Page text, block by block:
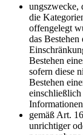
ungszwecke,
die
offengelegt
das
Bestehen
sofern diese
Bestehen
gemäß Art.
unrichtiger